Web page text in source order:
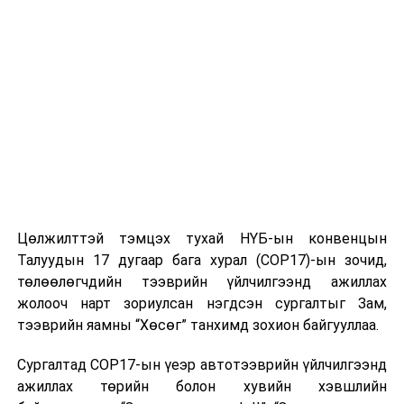
• Суурьшлын бүсэд 27 сая мод,
• Хамгаалалтын зурваст 10 сая мод тарьж, ургуулах
урт хугацааны төлөвлөлт хийгээд байна.
“Эрдэнэт-100 сая”
хөтөлбөрийг амжилттай
Цөлжилттэй тэмцэх тухай НҮБ-ын конвенцын
Талуудын 17 дугаар бага хурал (COP17)-ын зочид,
төлөөлөгчдийн тээврийн үйлчилгээнд ажиллах
жолооч нарт зориулсан нэгдсэн сургалтыг Зам,
тээврийн яамны “Хөсөг” танхимд зохион байгууллаа.
Сургалтад COP17-ын үеэр автотээврийн үйлчилгээнд
ажиллах төрийн болон хувийн хэвшлийн